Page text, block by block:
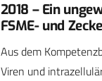
2018 – Ein
FSME- und
Aus dem
Viren und